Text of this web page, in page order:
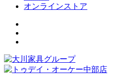
オンラインストア